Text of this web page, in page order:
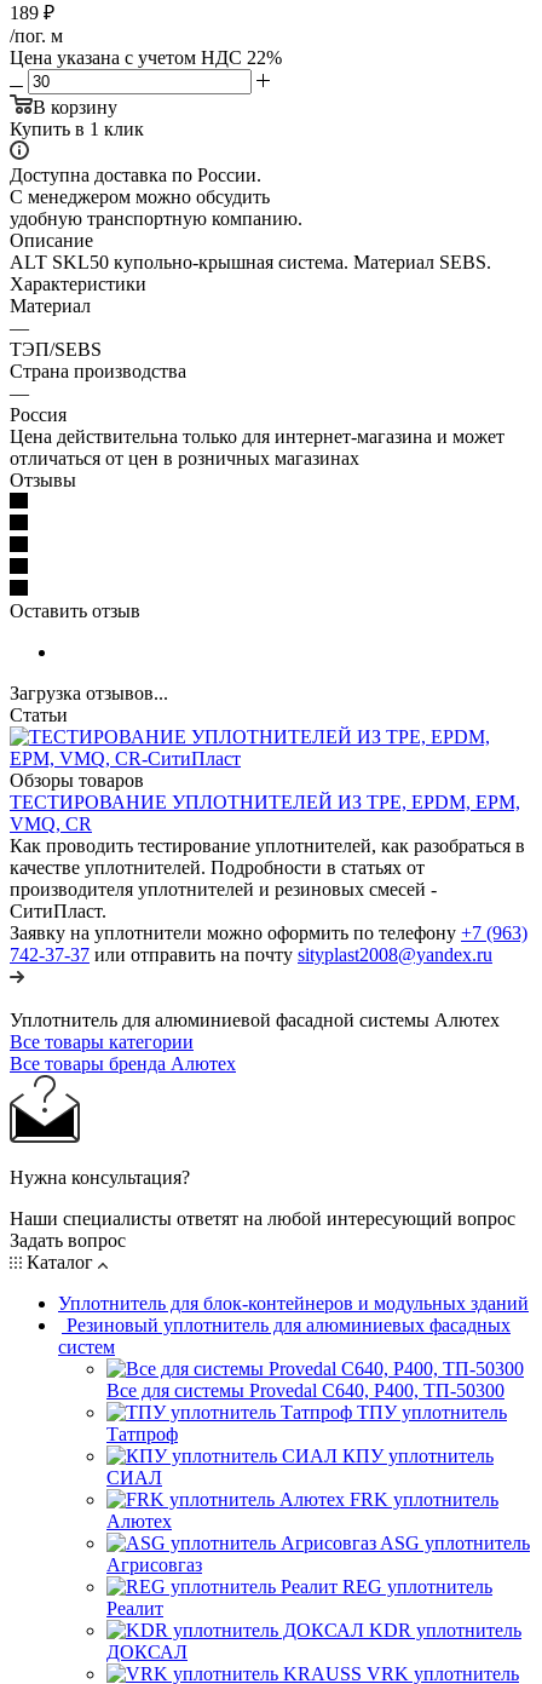
189 ₽
/пог. м
Цена указана с учетом НДС 22%
В корзину
Купить в 1 клик
Доступна доставка по России.
С менеджером можно обсудить
удобную транспортную компанию.
Описание
ALT SKL50 купольно-крышная система. Материал SEBS.
Характеристики
Материал
—
ТЭП/SEBS
Страна производства
—
Россия
Цена действительна только для интернет-магазина и может
отличаться от цен в розничных магазинах
Отзывы
Оставить отзыв
Загрузка отзывов...
Статьи
Обзоры товаров
ТЕСТИРОВАНИЕ УПЛОТНИТЕЛЕЙ ИЗ TPE, EPDM, EPM,
VMQ, CR
Как проводить тестирование уплотнителей, как разобраться в
качестве уплотнителей. Подробности в статьях от
производителя уплотнителей и резиновых смесей -
СитиПласт.
Заявку на уплотнители можно оформить по телефону +7 (963)
742-37-37 или отправить на почту sityplast2008@yandex.ru
Уплотнитель для алюминиевой фасадной системы Алютех
Все товары категории
Все товары бренда Алютех
Нужна консультация?
Наши специалисты ответят на любой интересующий вопрос
Задать вопрос
Каталог
Уплотнитель для блок-контейнеров и модульных зданий
Резиновый уплотнитель для алюминиевых фасадных
систем
Все для системы Provedal С640, Р400, ТП-50300
ТПУ уплотнитель
Татпроф
КПУ уплотнитель
СИАЛ
FRK уплотнитель
Алютех
ASG уплотнитель
Агрисовгаз
REG уплотнитель
Реалит
KDR уплотнитель
ДОКСАЛ
VRK уплотнитель